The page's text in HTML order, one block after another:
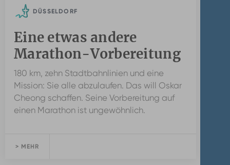
DÜSSELDORF
Eine etwas andere
Marathon-Vorbereitung
180 km, zehn Stadtbahnlinien und eine
Mission: Sie alle abzulaufen. Das will Oskar
Cheong schaffen. Seine Vorbereitung auf
einen Marathon ist ungewöhnlich.
> MEHR